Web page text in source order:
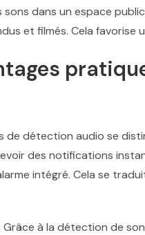
dans un espace
et filmés. Cela favorise
de détection audio se
des notifications
intégré. Cela se
Grâce à la détection de